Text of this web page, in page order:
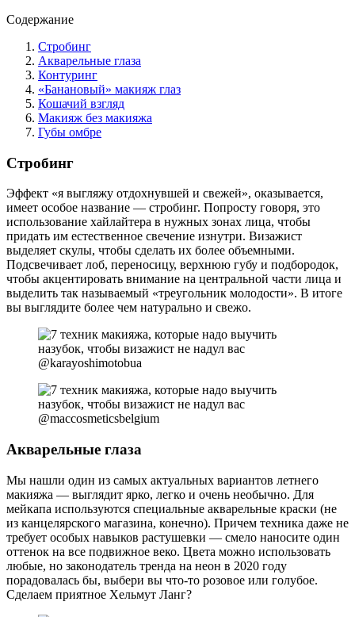
Содержание
Стробинг
Акварельные глаза
Контуринг
«Банановый» макияж глаз
Кошачий взгляд
Макияж без макияжа
Губы омбре
Стробинг
Эффект «я выгляжу отдохнувшей и свежей», оказывается,
имеет особое название — стробинг. Попросту говоря, это
использование хайлайтера в нужных зонах лица, чтобы
придать им естественное свечение изнутри. Визажист
выделяет скулы, чтобы сделать их более объемными.
Подсвечивает лоб, переносицу, верхнюю губу и подбородок,
чтобы акцентировать внимание на центральной части лица и
выделить так называемый «треугольник молодости». В итоге
вы выглядите более чем натурально и свежо.
@karayoshimotobua
@maccosmeticsbelgium
Акварельные глаза
Мы нашли один из самых актуальных вариантов летнего
макияжа — выглядит ярко, легко и очень необычно. Для
мейкапа используются специальные акварельные краски (не
из канцелярского магазина, конечно). Причем техника даже не
требует особых навыков растушевки — смело наносите один
оттенок на все подвижное веко. Цвета можно использовать
любые, но законодатель тренда на неон в 2020 году
порадовалась бы, выбери вы что-то розовое или голубое.
Сделаем приятное Хельмут Ланг?